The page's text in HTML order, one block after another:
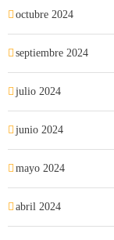
octubre 2024
septiembre 2024
julio 2024
junio 2024
mayo 2024
abril 2024